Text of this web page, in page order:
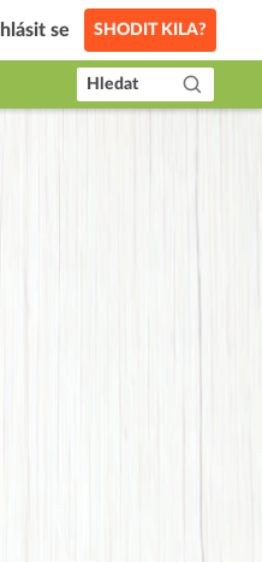
se SHODIT KILA?
Hledat